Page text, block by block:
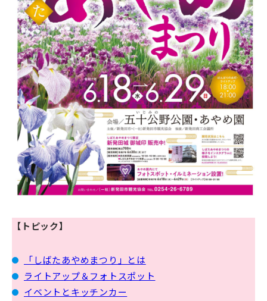
【トピック】
「しばたあやめまつり」とは
ライトアップ＆フォトスポット
イベントとキッチンカー